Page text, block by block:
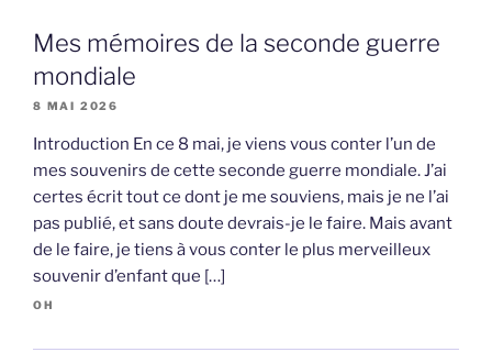
Mes mémoires de la seconde guerre
mondiale
8 MAI 2026
Introduction En ce 8 mai, je viens vous conter l’un de
mes souvenirs de cette seconde guerre mondiale. J’ai
certes écrit tout ce dont je me souviens, mais je ne l’ai
pas publié, et sans doute devrais-je le faire. Mais avant
de le faire, je tiens à vous conter le plus merveilleux
souvenir d’enfant que […]
OH